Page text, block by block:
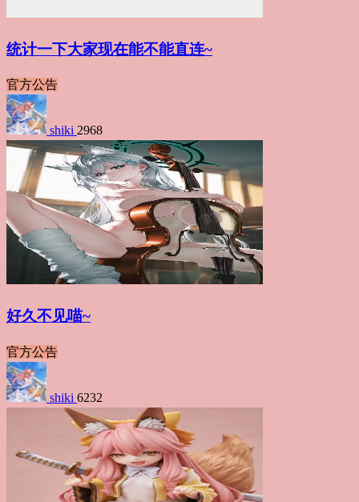
统计一下大家现在能不能直连~
官方公告
shiki 2968
好久不见喵~
官方公告
shiki 6232